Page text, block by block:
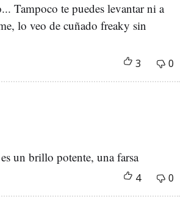
Tampoco te puedes levantar ni a
lo veo de cuñado freaky sin
un brillo potente, una farsa